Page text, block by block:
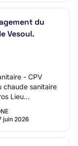
du
Vesoul.
- CPV
chaude sanitaire
Lieu
70000…
juin 2026